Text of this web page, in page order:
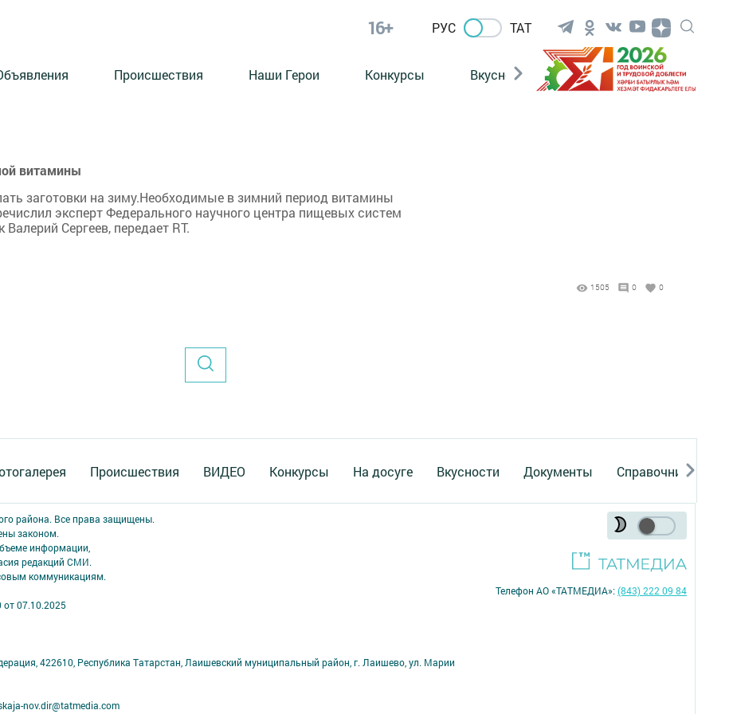
16+ РУС ТАТ
Происшествия Наши Герои Конкурсы Вкусности Фотогалерея
витамины
заготовки на зиму.Необходимые в зимний период витамины
эксперт Федерального научного центра пищевых систем
Сергеев, передает RT.
1505 0 0
Происшествия ВИДЕО Конкурсы На досуге Вкусности Документы Справочник
района. Все права защищены.
законом.
информации,
редакций СМИ.
коммуникациям.
07.10.2025
422610, Республика Татарстан, Лаишевский муниципальный район, г. Лаишево, ул. Марии
nov.dir@tatmedia.com
Телефон АО «ТАТМЕДИА»:(843) 222 09 84